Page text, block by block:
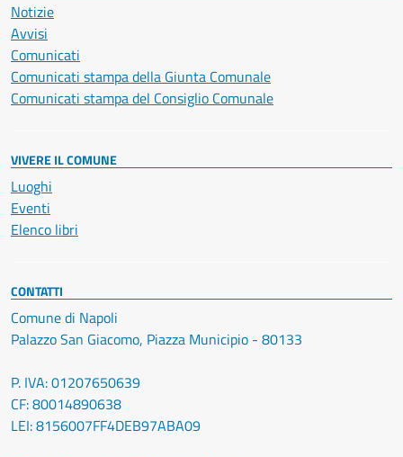
Notizie
Avvisi
Comunicati
Comunicati stampa della Giunta Comunale
Comunicati stampa del Consiglio Comunale
VIVERE IL COMUNE
Luoghi
Eventi
Elenco libri
CONTATTI
Comune di Napoli
Palazzo San Giacomo, Piazza Municipio - 80133
P. IVA: 01207650639
CF: 80014890638
LEI: 8156007FF4DEB97ABA09